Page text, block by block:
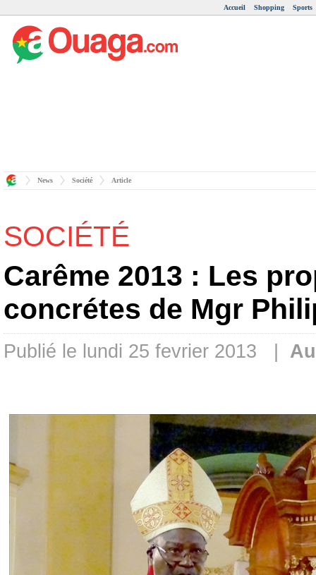
Accueil Shopping Sports
News Société Article
SOCIÉTÉ
Carême 2013 : Les
concrétes de Mgr
Publié le lundi 25 fevrier 2013 |